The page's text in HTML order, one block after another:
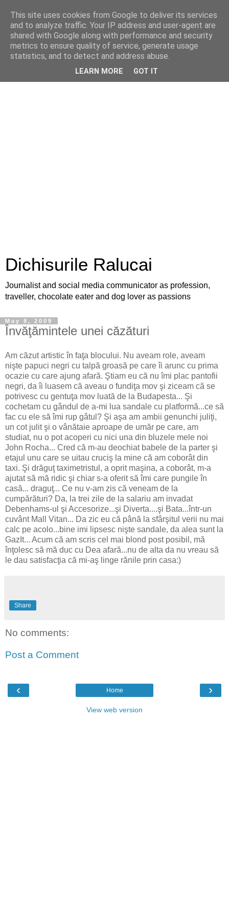
Dichisurile Ralucai
Journalist and social media communicator as profession,
traveller, chocolate eater and dog lover as passions
May 8, 2009
Învăţămintele unei căzături
Am căzut artistic în faţa blocului. Nu aveam role, aveam
nişte papuci negri cu talpă groasă pe care îi arunc cu prima
ocazie cu care ajung afară. Ştiam eu că nu îmi plac pantofii
negri, da îi luasem că aveau o fundiţa mov şi ziceam că se
potrivesc cu gentuţa mov luată de la Budapesta... Şi
cochetam cu gândul de a-mi lua sandale cu platformă...ce să
fac cu ele să îmi rup gâtul? Şi aşa am ambii genunchi juliţi,
un cot julit şi o vânătaie aproape de umăr pe care, am
studiat, nu o pot acoperi cu nici una din bluzele mele noi
John Rocha... Cred că m-au deochiat babele de la parter şi
etajul unu care se uitau cruciş la mine că am coborât din
taxi. Şi drăguţ taximetristul, a oprit maşina, a coborât, m-a
ajutat să mă ridic şi chiar s-a oferit să îmi care pungile în
casă... draguţ... Ce nu v-am zis că veneam de la
cumpărături? Da, la trei zile de la salariu am invadat
Debenhams-ul şi Accesorize...şi Diverta....şi Bata...într-un
cuvânt Mall Vitan... Da zic eu că până la sfârşitul verii nu mai
calc pe acolo...bine imi lipsesc nişte sandale, da alea sunt la
GazIt... Acum că am scris cel mai blond post posibil, mă
înţolesc să mă duc cu Dea afară...nu de alta da nu vreau să
le dau satisfacţia că mi-aş linge rănile prin casa:)
Share
No comments:
Post a Comment
‹ ›
Home
View web version
This site uses cookies from Google to deliver its services
and to analyze traffic. Your IP address and user-agent are
shared with Google along with performance and security
metrics to ensure quality of service, generate usage
statistics, and to detect and address abuse.
LEARN MORE GOT IT